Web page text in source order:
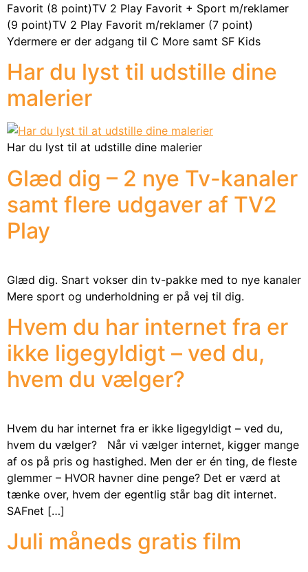
Favorit (8 point)TV 2 Play Favorit + Sport m/reklamer
(9 point)TV 2 Play Favorit m/reklamer (7 point)
Ydermere er der adgang til C More samt SF Kids
Har du lyst til udstille dine
malerier
Har du lyst til at udstille dine malerier
Glæd dig – 2 nye Tv-kanaler
samt flere udgaver af TV2
Play
Glæd dig. Snart vokser din tv-pakke med to nye kanaler
Mere sport og underholdning er på vej til dig.
Hvem du har internet fra er
ikke ligegyldigt – ved du,
hvem du vælger?
Hvem du har internet fra er ikke ligegyldigt – ved du,
hvem du vælger? Når vi vælger internet, kigger mange
af os på pris og hastighed. Men der er én ting, de fleste
glemmer – HVOR havner dine penge? Det er værd at
tænke over, hvem der egentlig står bag dit internet.
SAFnet […]
Juli måneds gratis film